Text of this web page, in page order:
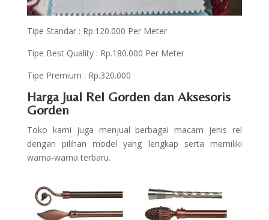
Tipe Standar : Rp.120.000 Per Meter
Tipe Best Quality : Rp.180.000 Per Meter
Tipe Premium : Rp.320.000
Harga Jual Rel Gorden dan Aksesoris
Gorden
Toko kami juga menjual berbagai macam jenis rel
dengan pilihan model yang lengkap serta memiliki
warna-warna terbaru.